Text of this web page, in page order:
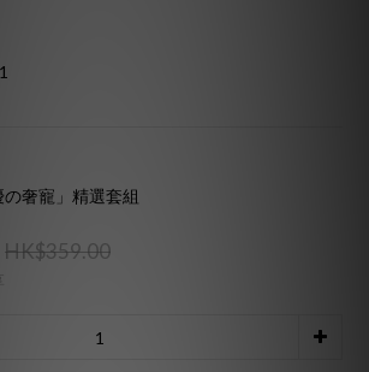
奢寵」精選套組
HK$359.00